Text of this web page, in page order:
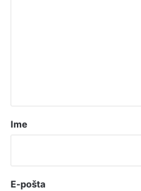
r
o
Ime
E-pošta